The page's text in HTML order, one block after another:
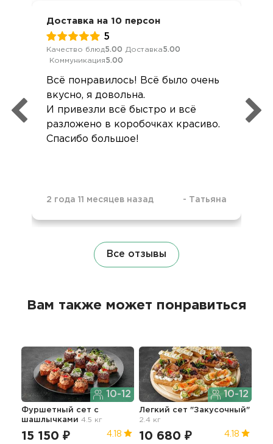
Доставка на 10 персон
5
Качество блюд5.00 Доставка5.00
Коммуникация5.00
Всё понравилось! Всё было очень
вкусно, я довольна.
И привезли всё быстро и всё
разложено в коробочках красиво.
Спасибо большое!
2 года 11 месяцев назад - Татьяна
Все отзывы
Вам также может понравиться
10-12
Фуршетный сет с
шашлычками 4.5 кг
15 150 ₽ 4.18
10-12
Легкий сет "Закусочный"
2.4 кг
10 680 ₽ 4.18